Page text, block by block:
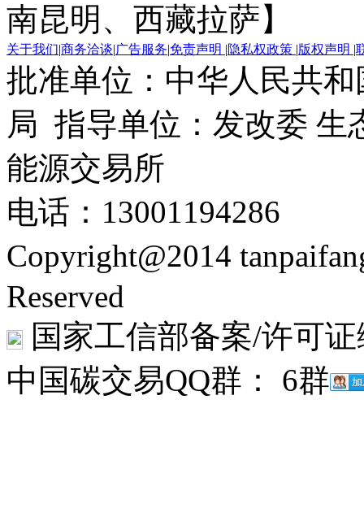
南昆明、西藏拉萨】
关于我们|商务洽谈|广告服务|免责声明 |隐私权政策 |版权声明 |
批准单位：中华人民共
局 指导单位：发改委 生
能源交易所
电话：13001194286
Copyright@2014
Reserved
国家工信部备案/许可
中国碳交易QQ群： 6群